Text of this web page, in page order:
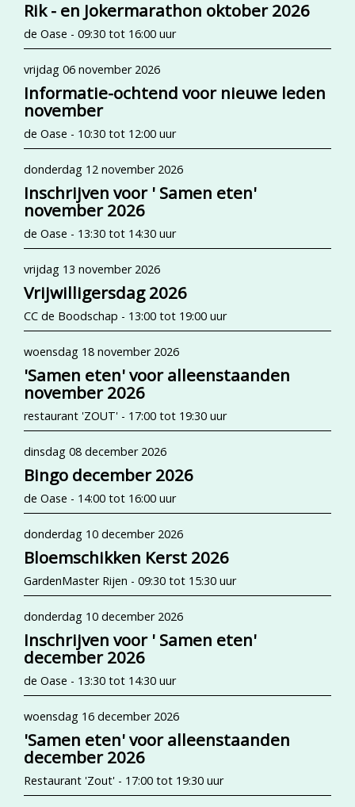
Rik - en Jokermarathon oktober 2026
de Oase - 09:30 tot 16:00 uur
vrijdag 06 november 2026
Informatie-ochtend voor nieuwe leden
november
de Oase - 10:30 tot 12:00 uur
donderdag 12 november 2026
Inschrijven voor ' Samen eten'
november 2026
de Oase - 13:30 tot 14:30 uur
vrijdag 13 november 2026
Vrijwilligersdag 2026
CC de Boodschap - 13:00 tot 19:00 uur
woensdag 18 november 2026
'Samen eten' voor alleenstaanden
november 2026
restaurant 'ZOUT' - 17:00 tot 19:30 uur
dinsdag 08 december 2026
Bingo december 2026
de Oase - 14:00 tot 16:00 uur
donderdag 10 december 2026
Bloemschikken Kerst 2026
GardenMaster Rijen - 09:30 tot 15:30 uur
donderdag 10 december 2026
Inschrijven voor ' Samen eten'
december 2026
de Oase - 13:30 tot 14:30 uur
woensdag 16 december 2026
'Samen eten' voor alleenstaanden
december 2026
Restaurant 'Zout' - 17:00 tot 19:30 uur